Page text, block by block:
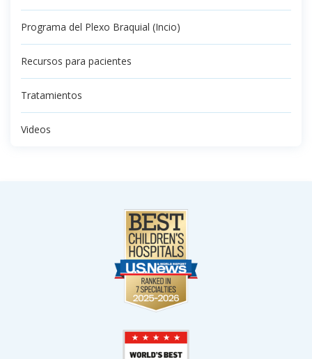
Programa del Plexo Braquial (Incio)
Recursos para pacientes
Tratamientos
Videos